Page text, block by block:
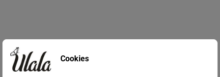
Cookies